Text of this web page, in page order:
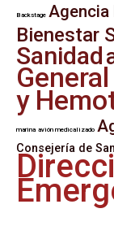
Backstage
Bienestar
Sanidad
y
marina avión medicalizado
Consejería de